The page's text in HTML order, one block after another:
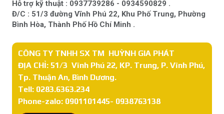
Hỗ trợ kỹ thuật : 0937739286 - 0934590829 .
Đ/C : 51/3 đường Vĩnh Phú 22, Khu Phố Trung, Phường
Bình Hòa, Thành Phố Hồ Chí Minh .
CÔNG TY TNHH SX TM HUỲNH GIA PHÁT
ĐỊA CHỈ: 51/3 Vĩnh Phú 22, KP. Trung, P. Vĩnh Phú,
Tp. Thuận An, Bình Dương.
Tell: 0283.6363.234
Phone-zalo: 0901101445- 0938763138